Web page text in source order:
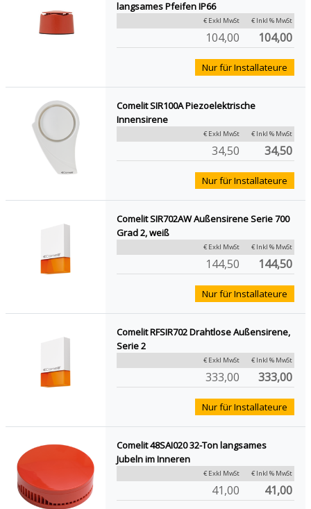
langsames Pfeifen IP66
€ Exkl MwSt € Inkl % MwSt
104,00 104,00
Nur für Installateure
Comelit SIR100A Piezoelektrische
Innensirene
€ Exkl MwSt € Inkl % MwSt
34,50 34,50
Nur für Installateure
Comelit SIR702AW Außensirene Serie 700
Grad 2, weiß
€ Exkl MwSt € Inkl % MwSt
144,50 144,50
Nur für Installateure
Comelit RFSIR702 Drahtlose Außensirene,
Serie 2
€ Exkl MwSt € Inkl % MwSt
333,00 333,00
Nur für Installateure
Comelit 48SAI020 32-Ton langsames
Jubeln im Inneren
€ Exkl MwSt € Inkl % MwSt
41,00 41,00